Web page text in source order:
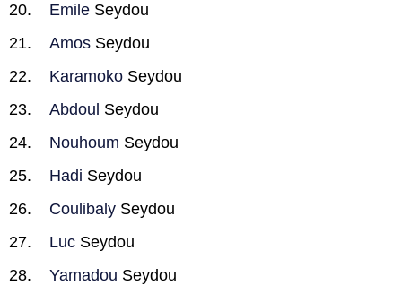
Emile Seydou
Amos Seydou
Karamoko Seydou
Abdoul Seydou
Nouhoum Seydou
Hadi Seydou
Coulibaly Seydou
Luc Seydou
Yamadou Seydou